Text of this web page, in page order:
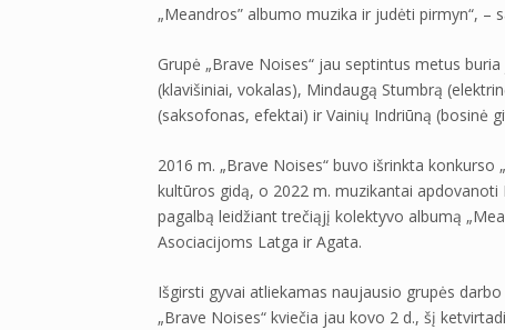
„Meandros” albumo muzika ir judėti pirmyn“, –
Grupė „Brave Noises“ jau septintus metus
(klavišiniai, vokalas), Mindaugą Stumbrą
(saksofonas, efektai) ir Vainių Indriūną (bosinė
2016 m. „Brave Noises“ buvo išrinkta
kultūros gidą, o 2022 m. muzikantai
pagalbą leidžiant trečiąjį kolektyvo albumą
Asociacijoms Latga ir Agata.
Išgirsti gyvai atliekamas naujausio grupės
„Brave Noises“ kviečia jau kovo 2 d., šį